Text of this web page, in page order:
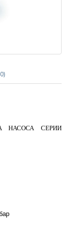
НАСОСА СЕРИИ